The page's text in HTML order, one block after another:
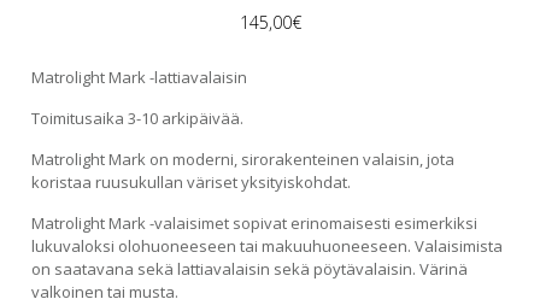
145,00€
Matrolight Mark -lattiavalaisin
Toimitusaika 3-10 arkipäivää.
Matrolight Mark on moderni, sirorakenteinen valaisin, jota
koristaa ruusukullan väriset yksityiskohdat.
Matrolight Mark -valaisimet sopivat erinomaisesti esimerkiksi
lukuvaloksi olohuoneeseen tai makuuhuoneeseen. Valaisimista
on saatavana sekä lattiavalaisin sekä pöytävalaisin. Värinä
valkoinen tai musta.